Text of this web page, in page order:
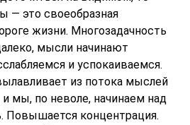
— это своеобразная
жизни. Многозадачность
мысли начинают
и успокаиваемся.
из потока мыслей
и мы, по неволе, начинаем над
Повышается концентрация.